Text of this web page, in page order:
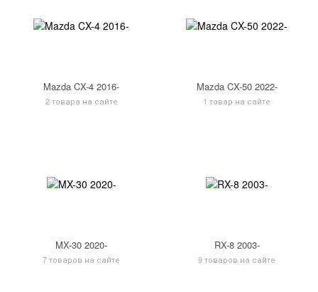
Mazda CX-4 2016-
2 товара на сайте
Mazda CX-50 2022-
1 товар на сайте
MX-30 2020-
7 товаров на сайте
RX-8 2003-
9 товаров на сайте